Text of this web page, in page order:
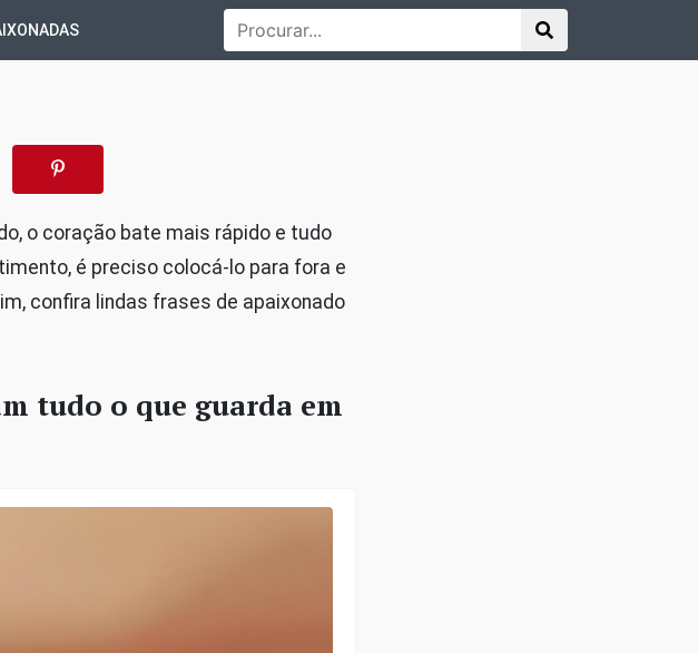
o coração bate mais rápido e tudo
é preciso colocá-lo para fora e
confira lindas frases de apaixonado
tudo o que guarda em